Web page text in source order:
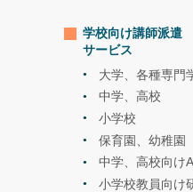
学校向け講師派遣
サービス
大学、各種専門
中学、高校
小学校
保育園、幼稚園
中学、高校向け
小学校教員向け